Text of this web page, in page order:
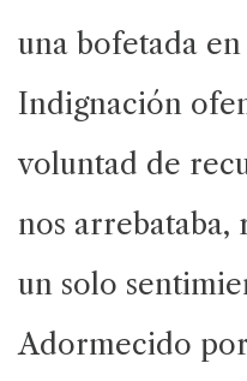
una bofetada
Indignación
voluntad de
nos
un solo
Adormecido